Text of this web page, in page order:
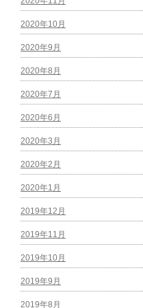
2020年10月
2020年9月
2020年8月
2020年7月
2020年6月
2020年3月
2020年2月
2020年1月
2019年12月
2019年11月
2019年10月
2019年9月
2019年8月